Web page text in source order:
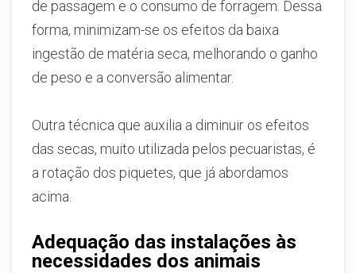
de passagem e o consumo de forragem. Dessa
forma, minimizam-se os efeitos da baixa
ingestão de matéria seca, melhorando o ganho
de peso e a conversão alimentar.
Outra técnica que auxilia a diminuir os efeitos
das secas, muito utilizada pelos pecuaristas, é
a rotação dos piquetes, que já abordamos
acima.
Adequação das instalações às
necessidades dos animais